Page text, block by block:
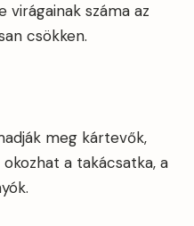
virágainak száma az
csökken.
meg kártevők,
a takácsatka, a